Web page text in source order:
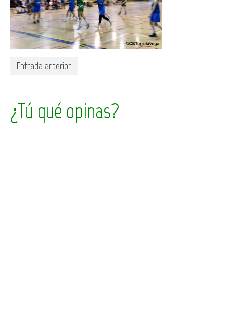
Entrada anterior
¿Tú qué opinas?